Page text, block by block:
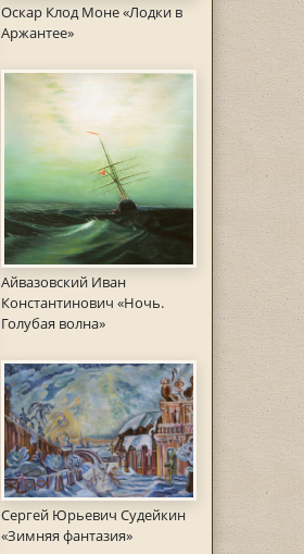
Оскар Клод Моне «Лодки в
Аржантее»
Айвазовский Иван
Константинович «Ночь.
Голубая волна»
Сергей Юрьевич Судейкин
«Зимняя фантазия»